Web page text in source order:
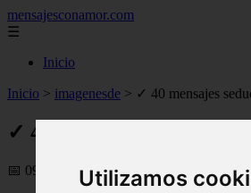
Utilizamos
mensajesconamor.com
☰
Inicio
Inicio > imagenesde > ✓ 40 mensajes
✓ 40 mensajes
📅 09/09/2025